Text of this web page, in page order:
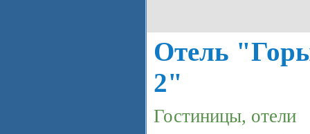
Отель
2"
Гостиницы, отели